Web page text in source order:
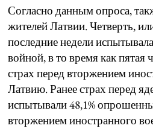
Согласно данным опроса,
жителей Латвии. Четверть,
последние недели
войной, в то время как пятая
страх перед вторжением
Латвию. Ранее страх перед
испытывали 48,1%
вторжением иностранного